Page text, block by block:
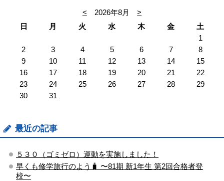
< 2026年8月
>
日
月 火 水 木 金
土
1
2
3 4 5 6 7
8
9
10 11 12 13 14
15
16
17 18 19 20 21
22
23
24 25 26 27 28
29
30
31
最近の記事
５３０（ゴミゼロ）運動を実施しました！
早くも修学旅行のよう🧳 〜81期 新1年生 第2回合格者登
校〜